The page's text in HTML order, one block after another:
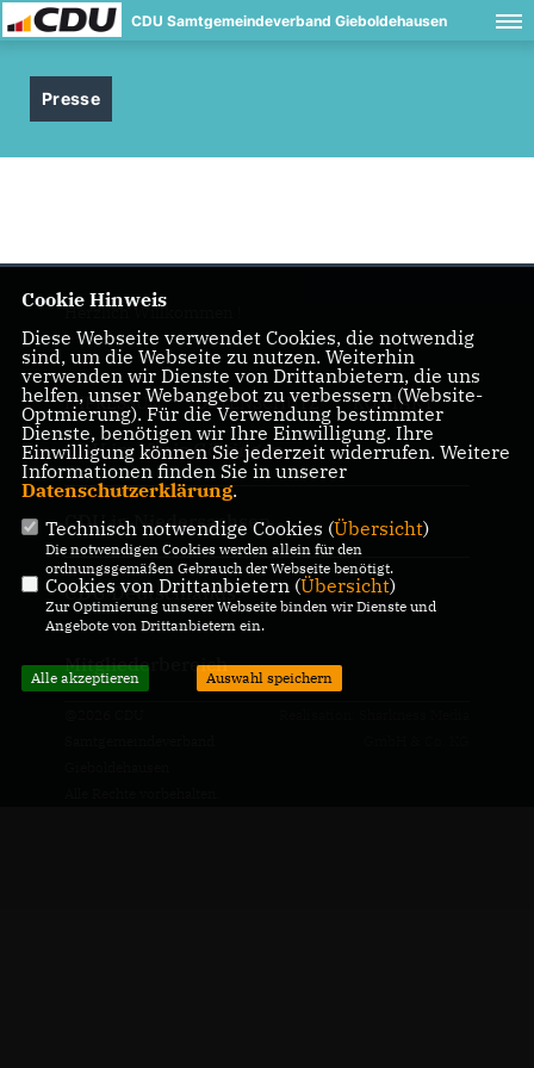
CDU Samtgemeindeverband Gieboldehausen
Presse
Herzlich Willkommen !
IMPRESSUM DATENSCHUTZ KONTAKT
CDU im Kreis Göttingen
CDU in Niedersachsen
CDU Deutschlands
Mitgliederbereich
Cookie Hinweis
Diese Webseite verwendet Cookies, die notwendig
sind, um die Webseite zu nutzen. Weiterhin
verwenden wir Dienste von Drittanbietern, die uns
helfen, unser Webangebot zu verbessern (Website-
Optmierung). Für die Verwendung bestimmter
Dienste, benötigen wir Ihre Einwilligung. Ihre
Einwilligung können Sie jederzeit widerrufen. Weitere
Informationen finden Sie in unserer
Datenschutzerklärung.
Technisch notwendige Cookies (Übersicht)
Die notwendigen Cookies werden allein für den
ordnungsgemäßen Gebrauch der Webseite benötigt.
Cookies von Drittanbietern (Übersicht)
Zur Optimierung unserer Webseite binden wir Dienste und
Angebote von Drittanbietern ein.
Alle akzeptieren Auswahl speichern